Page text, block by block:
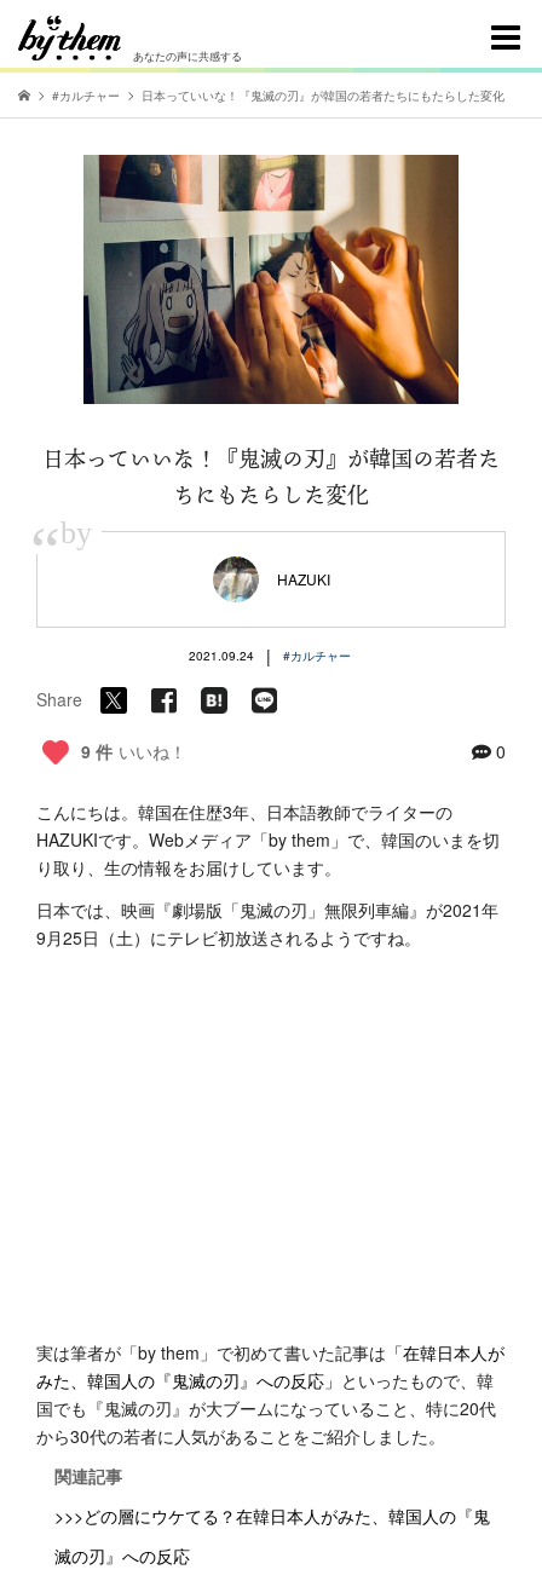
あなたの声に共感する
#カルチャー 日本っていいな！『鬼滅の刃』が韓国の若者たちにもたらした変化
日本っていいな！『鬼滅の刃』が韓国の若者た
ちにもたらした変化
“by
HAZUKI
2021.09.24 | #カルチャー
Share
9 件 いいね！ 0
こんにちは。韓国在住歴3年、日本語教師でライターの
HAZUKIです。Webメディア「by them」で、韓国のいまを切
り取り、生の情報をお届けしています。
日本では、映画『劇場版「鬼滅の刃」無限列車編』が2021年
9月25日（土）にテレビ初放送されるようですね。
実は筆者が「by them」で初めて書いた記事は 「在韓日本人が
みた、韓国人の『鬼滅の刃』への反応」 といったもので、韓
国でも『鬼滅の刃』が大ブームになっていること、特に20代
から30代の若者に人気があることをご紹介しました。
関連記事
>>>どの層にウケてる？在韓日本人がみた、韓国人の『鬼
滅の刃』への反応